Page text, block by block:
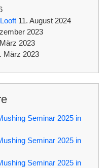
11. August 2024
2023
2023
März 2023
Seminar 2025 in
Seminar 2025 in
Seminar 2025 in